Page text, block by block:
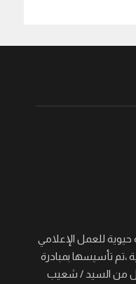
تأسست في الـ 7 من شهر مايو 1997م وكانت إضافة حيوية للعمل الإعلامي
،تم تأسيسها بمبادرة
كل من السيد / شعيب